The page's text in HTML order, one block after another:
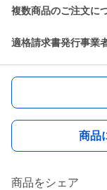
複数商品のご注文に
適格請求書発行事業
商品
商品をシェア